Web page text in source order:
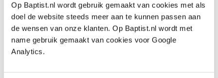
Op Baptist.nl wordt gebruik gemaakt van cookies met als
doel de website steeds meer aan te kunnen passen aan
de wensen van onze klanten. Op Baptist.nl wordt met
name gebruik gemaakt van cookies voor Google
Analytics.
€ 25,85 incl. btw
€ 21,36 excl. btw
Niet op voorraad, levertijd onbekend